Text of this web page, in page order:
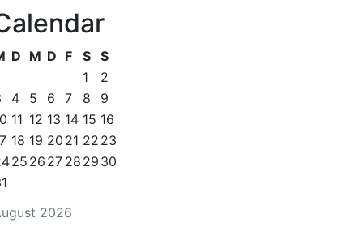
2026
D M D F S S
1
2
4 5 6 7 8
9
11 12 13 14 15 16
18 19 20 21 22 23
25 26 27 28 29 30